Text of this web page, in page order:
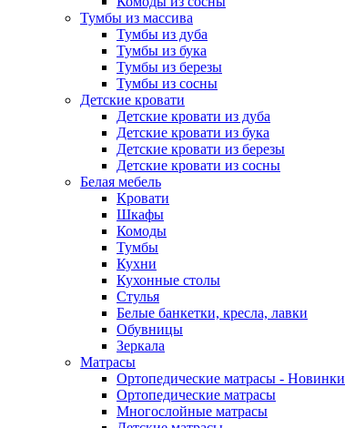
Тумбы из массива
Тумбы из дуба
Тумбы из бука
Тумбы из березы
Тумбы из сосны
Детские кровати
Детские кровати из дуба
Детские кровати из бука
Детские кровати из березы
Детские кровати из сосны
Белая мебель
Кровати
Шкафы
Комоды
Тумбы
Кухни
Кухонные столы
Стулья
Белые банкетки, кресла, лавки
Обувницы
Зеркала
Матрасы
Ортопедические матрасы - Новинки
Ортопедические матрасы
Многослойные матрасы